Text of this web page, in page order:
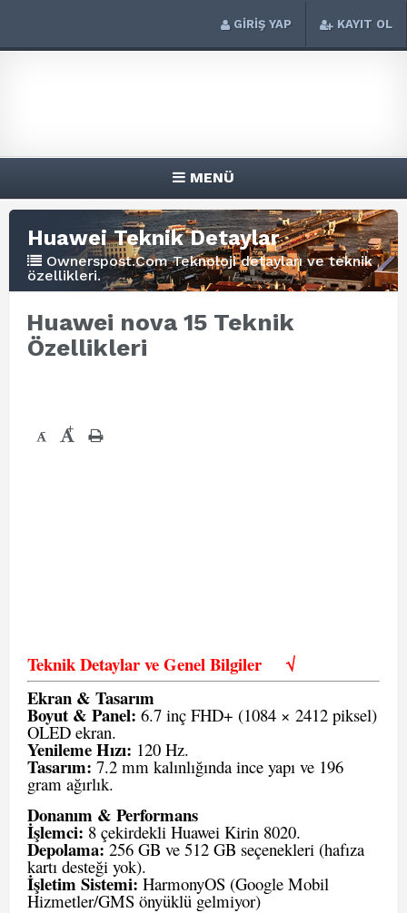
GİRİŞ YAP KAYIT OL
MENÜ
Huawei Teknik Detaylar
Ownerspost.Com Teknoloji detayları ve teknik
özellikleri.
Huawei nova 15 Teknik
Özellikleri
- +
Teknik Detaylar ve Genel Bilgiler√
Ekran & Tasarım
Boyut & Panel: 6.7 inç FHD+ (1084 × 2412 piksel)
OLED ekran.
Yenileme Hızı: 120 Hz.
Tasarım: 7.2 mm kalınlığında ince yapı ve 196
gram ağırlık.
Donanım & Performans
İşlemci: 8 çekirdekli Huawei Kirin 8020.
Depolama:256 GB ve 512 GB seçenekleri (hafıza
kartı desteği yok).
İşletim Sistemi: HarmonyOS (Google Mobil
Hizmetler/GMS önyüklü gelmiyor)